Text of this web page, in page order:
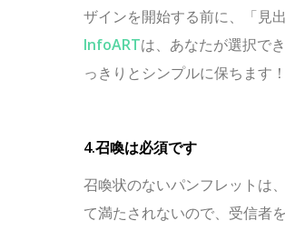
ザインを開始する前に、「見
InfoARTは、あなたが選択で
っきりとシンプルに保ちます！
4.召喚は必須です
召喚状のないパンフレットは
て満たされないので、受信者